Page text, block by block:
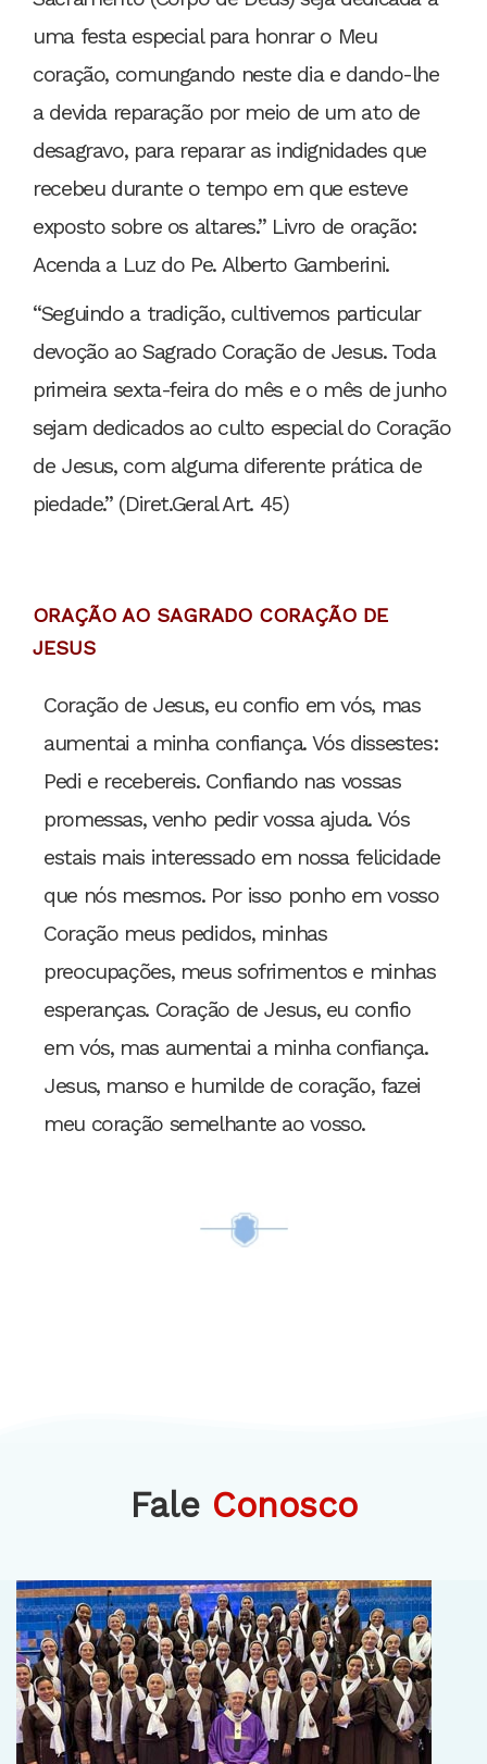
uma festa especial para honrar o Meu
coração, comungando neste dia e dando-lhe
a devida reparação por meio de um ato de
desagravo, para reparar as indignidades que
recebeu durante o tempo em que esteve
exposto sobre os altares.” Livro de oração:
Acenda a Luz do Pe. Alberto Gamberini.
“Seguindo a tradição, cultivemos particular
devoção ao Sagrado Coração de Jesus. Toda
primeira sexta-feira do mês e o mês de junho
sejam dedicados ao culto especial do Coração
de Jesus, com alguma diferente prática de
piedade.” (Diret.Geral Art. 45)
ORAÇÃO AO SAGRADO CORAÇÃO DE
JESUS
Coração de Jesus, eu confio em vós, mas
aumentai a minha confiança. Vós dissestes:
Pedi e recebereis. Confiando nas vossas
promessas, venho pedir vossa ajuda. Vós
estais mais interessado em nossa felicidade
que nós mesmos. Por isso ponho em vosso
Coração meus pedidos, minhas
preocupações, meus sofrimentos e minhas
esperanças. Coração de Jesus, eu confio
em vós, mas aumentai a minha confiança.
Jesus, manso e humilde de coração, fazei
meu coração semelhante ao vosso.
Fale Conosco